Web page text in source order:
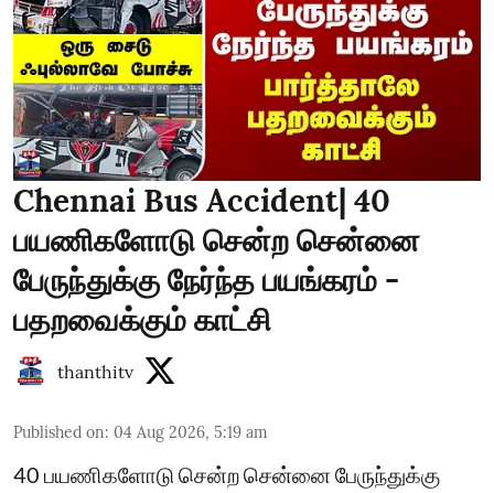
Chennai Bus Accident| 40
பயணிகளோடு சென்ற சென்னை
பேருந்துக்கு நேர்ந்த பயங்கரம் -
பதறவைக்கும் காட்சி
thanthitv
Published on: 04 Aug 2026, 5:19 am
40 பயணிகளோடு சென்ற சென்னை பேருந்துக்கு